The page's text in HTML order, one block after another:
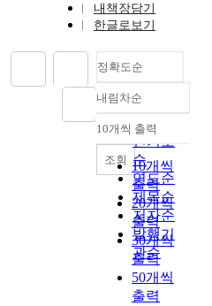
내책장담기
한글로보기
정확도순
정확도
순
인기도
순
연도순
제목순
저자순
발행기
관순
내림차순
내림차순
10개씩 출력
10개씩
출력
20개씩
출력
30개씩
출력
50개씩
출력
조회